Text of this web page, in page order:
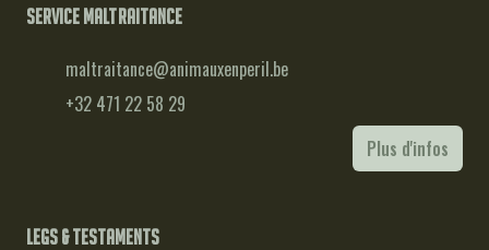
Service maltraitance
maltraitance@animauxenperil.be
+32 471 22 58 29
Plus d'infos
Legs & testaments